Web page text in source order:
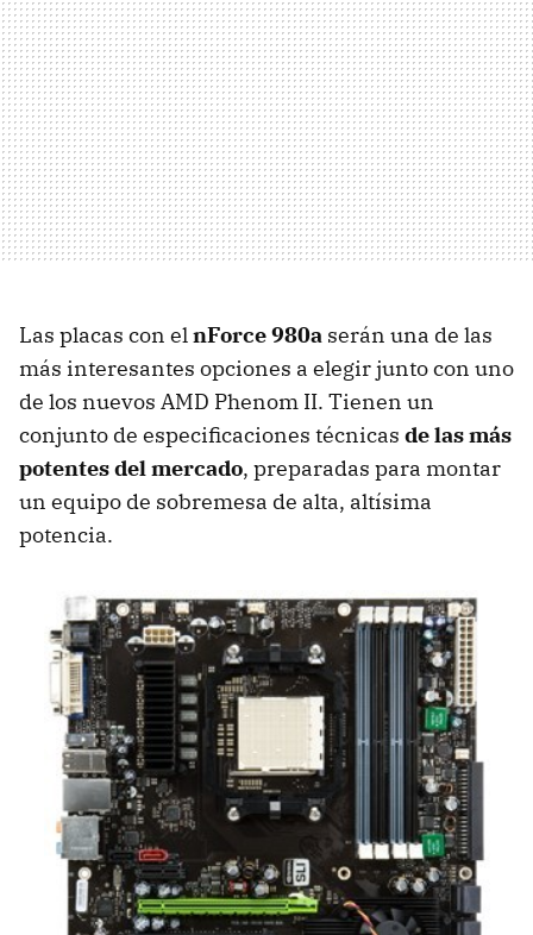
Las placas con elnForce 980a serán una de las
más interesantes opciones a elegir junto con uno
de los nuevos AMD Phenom II. Tienen un
conjunto de especificaciones técnicas de las más
potentes del mercado, preparadas para montar
un equipo de sobremesa de alta, altísima
potencia.